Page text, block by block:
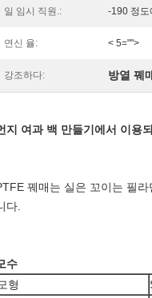
일 임시 직원.: -190 정도
연신 율: < 5="">
강조하다: 방열 꿰
지 여과 백 만들기에서 이용
꿰매는 실은 꼬이는 필
다.
수
형